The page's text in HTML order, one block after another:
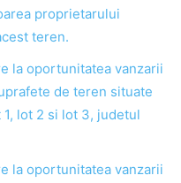
proprietarului
teren.
la oportunitatea vanzarii
de teren situate
lot 2 si lot 3, judetul
la oportunitatea vanzarii